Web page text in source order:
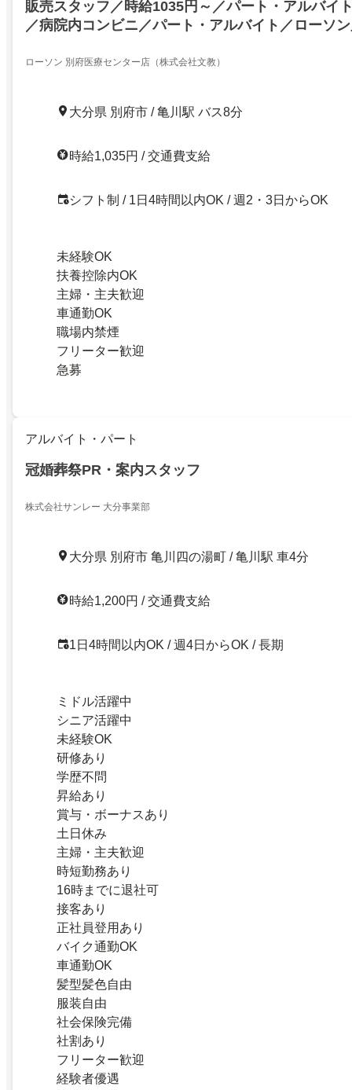
販売スタッフ／時給1035円～／パート・アルバイ
／病院内コンビニ／パート・アルバイト／ローソ
んか
ローソン 別府医療センター店（株式会社文教）
大分県 別府市 / 亀川駅 バス8分
時給1,035円 / 交通費支給
シフト制 / 1日4時間以内OK / 週2・3日からOK
未経験OK
扶養控除内OK
主婦・主夫歓迎
車通勤OK
職場内禁煙
フリーター歓迎
急募
アルバイト・パート
冠婚葬祭PR・案内スタッフ
株式会社サンレー 大分事業部
大分県 別府市 亀川四の湯町 / 亀川駅 車4分
時給1,200円 / 交通費支給
1日4時間以内OK / 週4日からOK / 長期
ミドル活躍中
シニア活躍中
未経験OK
研修あり
学歴不問
昇給あり
賞与・ボーナスあり
土日休み
主婦・主夫歓迎
時短勤務あり
16時までに退社可
接客あり
正社員登用あり
バイク通勤OK
車通勤OK
髪型髪色自由
服装自由
社会保険完備
社割あり
フリーター歓迎
経験者優遇